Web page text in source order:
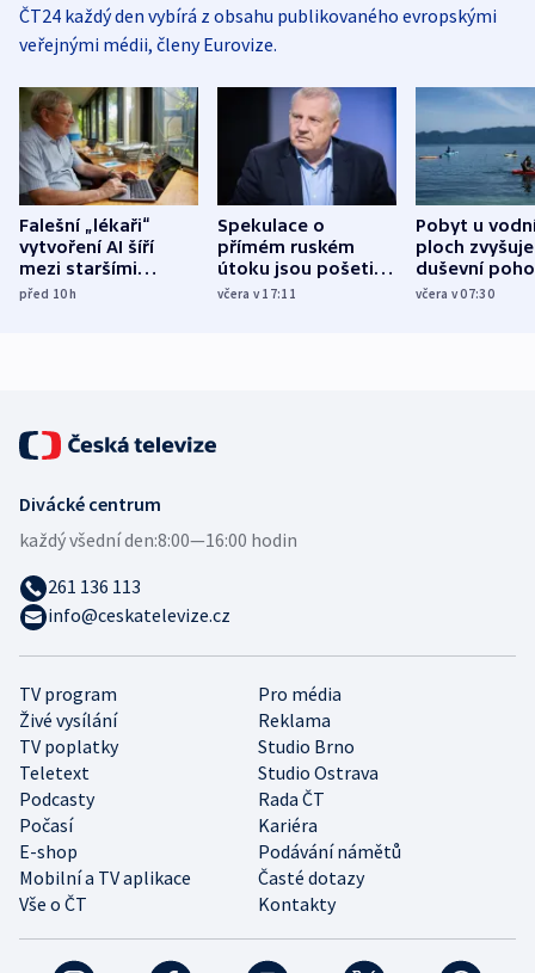
ČT24 každý den vybírá z obsahu publikovaného evropskými
veřejnými médii, členy Eurovize.
Falešní „lékaři“
vytvoření AI šíří
mezi staršími
Poláky nebezpečné
před 10h
Spekulace o
přímém ruském
útoku jsou pošetilé,
míní estonský
včera v 17:11
Pobyt u
ploch zvyšuje
duševní
ukázala
včera v 07:30
TV program
Pro média
Živé vysílání
Reklama
TV poplatky
Studio Brno
Teletext
Studio Ostrava
Podcasty
Rada ČT
Počasí
Kariéra
E-shop
Podávání námětů
Mobilní a TV aplikace
Časté dotazy
Vše o ČT
Kontakty
Divácké centrum
každý všední den:8:00—16:00 hodin
261 136 113
info@ceskatelevize.cz